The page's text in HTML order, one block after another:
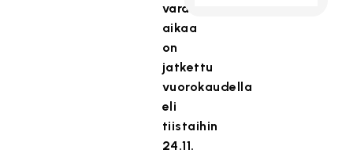
varattua
aikaa
on
jatkettu
vuorokaudella
eli
tiistaihin
24.11.